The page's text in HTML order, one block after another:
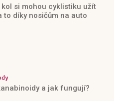
si mohou cyklistiku užít
to díky nosičům na auto
a jak fungují?